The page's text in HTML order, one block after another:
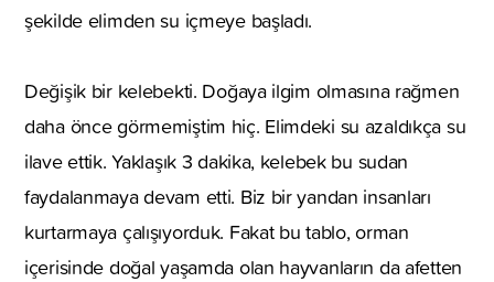
şekilde elimden su içmeye başladı.
Değişik bir kelebekti. Doğaya ilgim olmasına rağmen
daha önce görmemiştim hiç. Elimdeki su azaldıkça su
ilave ettik. Yaklaşık 3 dakika, kelebek bu sudan
faydalanmaya devam etti. Biz bir yandan insanları
kurtarmaya çalışıyorduk. Fakat bu tablo, orman
içerisinde doğal yaşamda olan hayvanların da afetten